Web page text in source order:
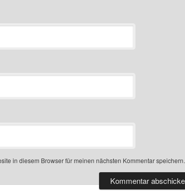
in diesem Browser für meinen nächsten Kommentar speichern.